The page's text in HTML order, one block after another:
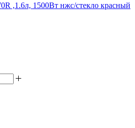
,1.6л, 1500Вт нжс/стекло красный